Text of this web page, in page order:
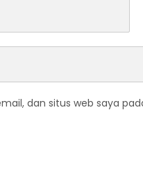
dan situs web saya